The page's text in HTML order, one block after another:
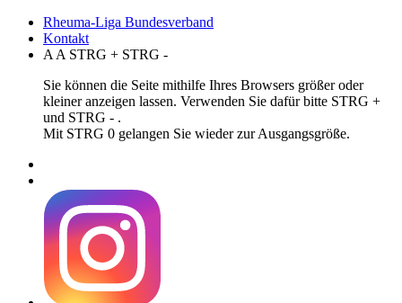
Rheuma-Liga Bundesverband
Kontakt
A A STRG + STRG -
Sie können die Seite mithilfe Ihres Browsers größer oder
kleiner anzeigen lassen. Verwenden Sie dafür bitte STRG +
und STRG - .
Mit STRG 0 gelangen Sie wieder zur Ausgangsgröße.